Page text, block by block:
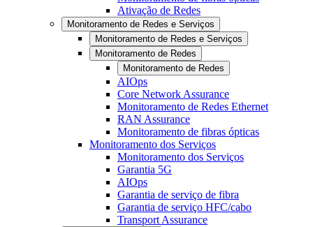
Ativação de Redes
Monitoramento de Redes e Serviços
Monitoramento de Redes e Serviços
Monitoramento de Redes
Monitoramento de Redes
AIOps
Core Network Assurance
Monitoramento de Redes Ethernet
RAN Assurance
Monitoramento de fibras ópticas
Monitoramento dos Serviços
Monitoramento dos Serviços
Garantia 5G
AIOps
Garantia de serviço de fibra
Garantia de serviço HFC/cabo
Transport Assurance